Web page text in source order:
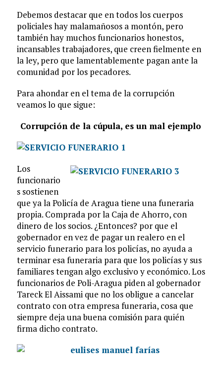
Debemos destacar que en todos los cuerpos
policiales hay malamañosos a montón, pero
también hay muchos funcionarios honestos,
incansables trabajadores, que creen fielmente en
la ley, pero que lamentablemente pagan ante la
comunidad por los pecadores.
Para ahondar en el tema de la corrupción
veamos lo que sigue:
Corrupción de la cúpula, es un mal ejemplo
Los
funcionario
s sostienen
que ya la Policía de Aragua tiene una funeraria
propia. Comprada por la Caja de Ahorro, con
dinero de los socios. ¿Entonces? por que el
gobernador en vez de pagar un realero en el
servicio funerario para los policías, no ayuda a
terminar esa funeraria para que los policías y sus
familiares tengan algo exclusivo y económico. Los
funcionarios de Poli-Aragua piden al gobernador
Tareck El Aissami que no los obligue a cancelar
contrato con otra empresa funeraria, cosa que
siempre deja una buena comisión para quién
firma dicho contrato.